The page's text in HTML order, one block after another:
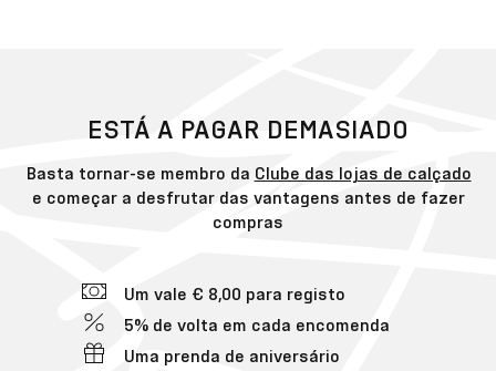
ESTÁ A PAGAR DEMASIADO
Basta tornar-se membro da Clube das lojas de calçado
e começar a desfrutar das vantagens antes de fazer
compras
Um vale € 8,00 para registo
5% de volta em cada encomenda
Uma prenda de aniversário